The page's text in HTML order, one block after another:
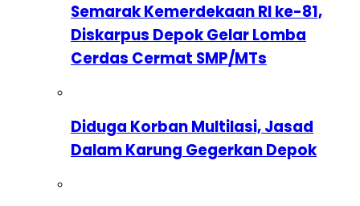
Semarak Kemerdekaan RI ke-81,
Diskarpus Depok Gelar Lomba
Cerdas Cermat SMP/MTs
Diduga Korban Multilasi, Jasad
Dalam Karung Gegerkan Depok